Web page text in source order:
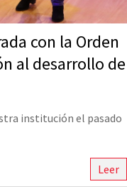
con la Orden
al desarrollo de
institución el pasado
Leer